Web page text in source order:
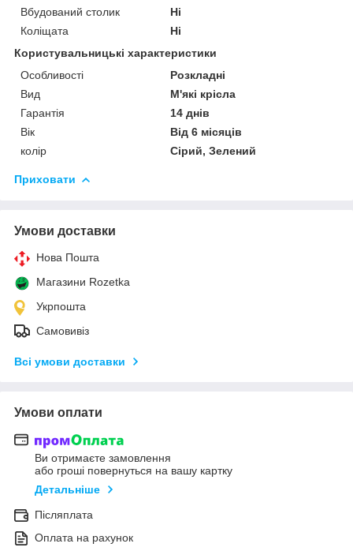
Вбудований столик
Ні
Коліщата
Ні
Користувальницькі характеристики
Особливості
Розкладні
Вид
М'які крісла
Гарантія
14 днів
Вік
Від 6 місяців
колір
Сірий, Зелений
Приховати
Умови доставки
Нова Пошта
Магазини Rozetka
Укрпошта
Самовивіз
Всі умови доставки
Умови оплати
Ви отримаєте замовлення
або гроші повернуться на вашу картку
Детальніше
Післяплата
Оплата на рахунок